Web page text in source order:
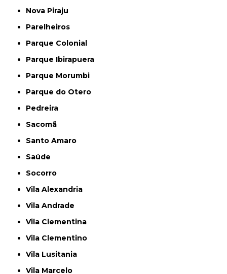
Nova Piraju
Parelheiros
Parque Colonial
Parque Ibirapuera
Parque Morumbi
Parque do Otero
Pedreira
Sacomã
Santo Amaro
Saúde
Socorro
Vila Alexandria
Vila Andrade
Vila Clementina
Vila Clementino
Vila Lusitania
Vila Marcelo